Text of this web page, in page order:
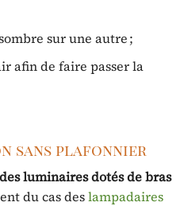
sur une autre ;
afin de faire passer la
sans plafonnier
luminaires dotés de bras
du cas deslampadaires